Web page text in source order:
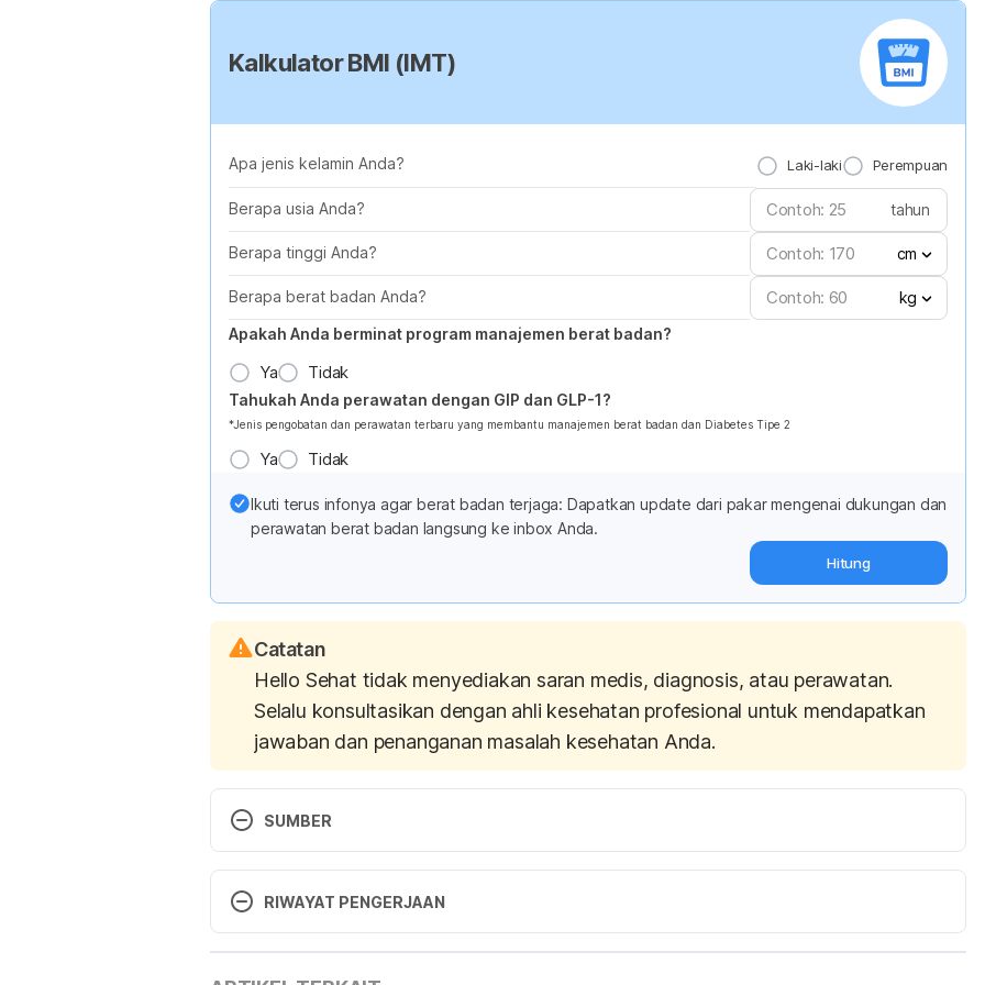
Kalkulator BMI (IMT)
Apa jenis kelamin Anda? Laki-laki Perempuan
Berapa usia Anda? tahun
Berapa tinggi Anda? cm
Berapa berat badan Anda?
kg
Apakah Anda berminat program manajemen berat badan?
Ya Tidak
Tahukah Anda perawatan dengan GIP dan GLP-1?
*Jenis pengobatan dan perawatan terbaru yang membantu manajemen berat badan dan Diabetes Tipe 2
Ya Tidak
Ikuti terus infonya agar berat badan terjaga: Dapatkan update dari pakar mengenai dukungan dan
perawatan berat badan langsung ke inbox Anda.
Hitung
Catatan
Hello Sehat tidak menyediakan saran medis, diagnosis, atau perawatan.
Selalu konsultasikan dengan ahli kesehatan profesional untuk mendapatkan
jawaban dan penanganan masalah kesehatan Anda.
SUMBER
Desember 2018.
RIWAYAT PENGERJAAN